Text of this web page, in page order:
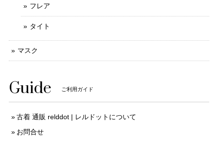
フレア
タイト
マスク
Guide ご利用ガイド
古着 通販 relddot | レルドットについて
お問合せ